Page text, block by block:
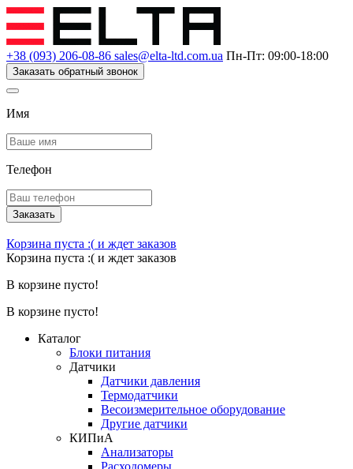
+38 (093) 206-08-86 sales@elta-ltd.com.ua Пн-Пт: 09:00-18:00
Заказать обратный звонок
Имя
Телефон
Заказать
Корзина пуста :( и ждет заказов
Корзина пуста :( и ждет заказов
В корзине пусто!
В корзине пусто!
Каталог
Блоки питания
Датчики
Датчики давления
Термодатчики
Весоизмерительное оборудование
Другие датчики
КИПиА
Анализаторы
Расходомеры